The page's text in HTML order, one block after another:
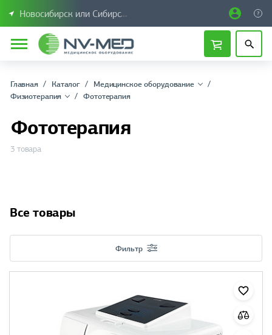
Новосибирск или Сибирский федеральный округ
Главная Каталог
Медицинское оборудование
Физиотерапия
Фототерапия
Фототерапия
3 товара
Все товары
Фильтр